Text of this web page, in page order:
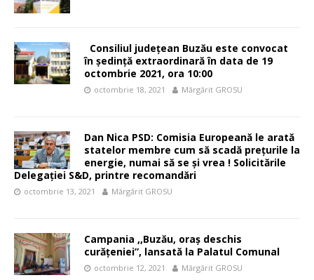
Consiliul județean Buzău este convocat
în ședință extraordinară în data de 19
octombrie 2021, ora 10:00
octombrie 18, 2021 Mărgărit GROSU
Dan Nica PSD: Comisia Europeană le arată
statelor membre cum să scadă prețurile la
energie, numai să se și vrea ! Solicitările
Delegației S&D, printre recomandări
octombrie 13, 2021 Mărgărit GROSU
Campania ,,Buzău, oraș deschis
curățeniei”, lansată la Palatul Comunal
octombrie 12, 2021 Mărgărit GROSU